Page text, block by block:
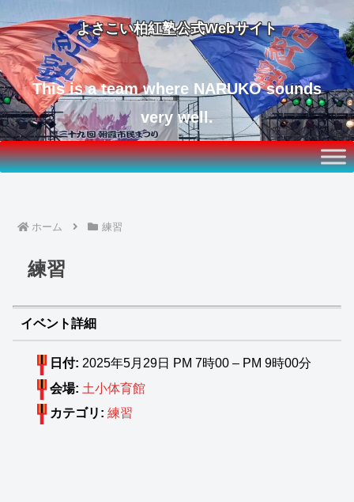
よさこい柏紅塾公式Webサイト
This is a team where NARUKO sounds
very well.
ホーム 練習
練習
イベント詳細
日付: 2025年5月29日 PM 7時00 – PM 9時00分
会場: 土小体育館
カテゴリ: 練習